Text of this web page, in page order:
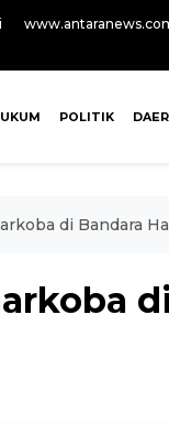
POLITIK
di Bandara